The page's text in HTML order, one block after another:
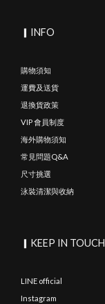
▎INFO
購物須知
運費及送貨
退換貨政策
VIP 會員制度
海外購物須知
常見問題Q&A
尺寸挑選
泳裝清潔與收納
▎KEEP IN TOUCH
LINE official
Instagram